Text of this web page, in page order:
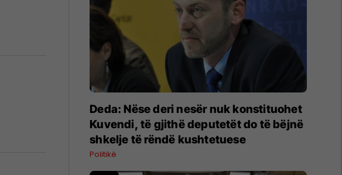
Deda: Nëse deri nesër nuk konstituohet
Kuvendi, të gjithë deputetët do të bëjnë
shkelje të rëndë kushtetuese
Politikë